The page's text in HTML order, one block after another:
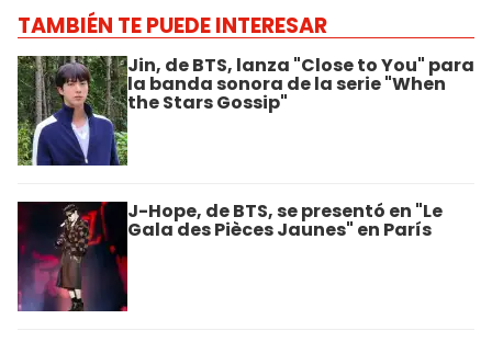
TAMBIÉN TE PUEDE INTERESAR
Jin, de BTS, lanza "Close to You" para
la banda sonora de la serie "When
the Stars Gossip"
J-Hope, de BTS, se presentó en "Le
Gala des Pièces Jaunes" en París